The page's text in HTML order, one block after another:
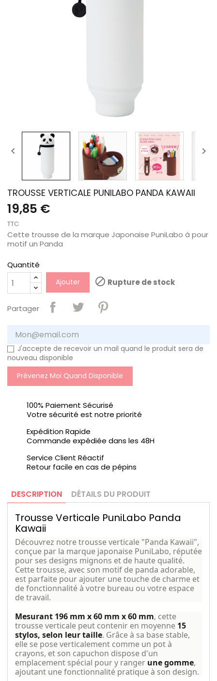
 
TROUSSE VERTICALE PUNILABO PANDA KAWAII
19,85 €
TTC
Cette trousse de la marque Japonaise PuniLabo à pour
motif un Panda
Quantité
Ajouter  Rupture de stock
Partager
J'accepte de recevoir un mail quand le produit sera de
nouveau disponible
Prévenez Moi Quand Disponible
100% Paiement Sécurisé
Votre sécurité est notre priorité
Expédition Rapide
Commande expédiée dans les 48H
Service Client Réactif
Retour facile en cas de pépins
DESCRIPTION DÉTAILS DU PRODUIT
Trousse Verticale PuniLabo Panda
Kawaii
Découvrez notre trousse verticale "Panda Kawaii",
conçue par la marque japonaise PuniLabo, réputée
pour ses designs mignons et de haute qualité.
Cette trousse, avec son motif de panda adorable,
est parfaite pour ajouter une touche de charme et
de fonctionnalité à votre bureau ou votre espace
de travail.
Mesurant 196 mm x 60 mm x 60 mm, cette
trousse verticale peut contenir en moyenne 15
stylos, selon leur taille. Grâce à sa base stable,
elle se pose verticalement comme un pot à
crayons, et son capuchon dispose d'un
emplacement spécial pour y ranger une gomme,
ajoutant une fonctionnalité pratique à son design.